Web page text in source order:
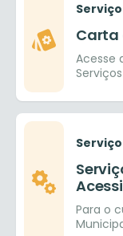
Serviço
Carta
Acesse
Serviço
Para o